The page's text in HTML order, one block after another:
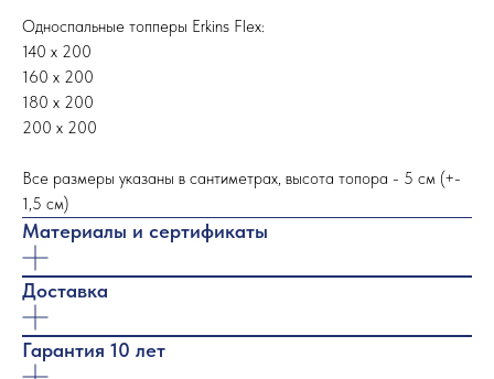
Односпальные топперы Erkins Flex:
140 х 200
160 х 200
180 х 200
200 х 200
Все размеры указаны в сантиметрах, высота топора - 5 см (+-
1,5 см)
Материалы и сертификаты
Доставка
Гарантия 10 лет